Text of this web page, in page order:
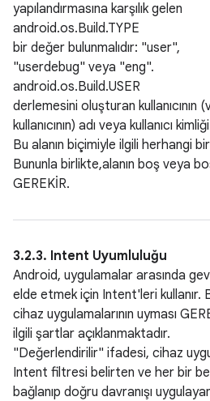
yapılandırmasına karşılık gelen
android.os.Build.TYPE
bir değer bulunmalıdır: "user",
"userdebug" veya "eng".
android.os.Build.USER
derlemesini oluşturan
kullanıcının) adı veya kullanıcı
Bu alanın biçimiyle ilgili herhangi
Bununla birlikte,alanın boş veya
GEREKİR.
3.2.3. Intent Uyumluluğu
Android, uygulamalar arasında
elde etmek için Intent'leri kullanır.
cihaz uygulamalarının uyması
ilgili şartlar açıklanmaktadır.
"Değerlendirilir" ifadesi, cihaz
Intent filtresi belirten ve her bir
bağlanıp doğru davranışı